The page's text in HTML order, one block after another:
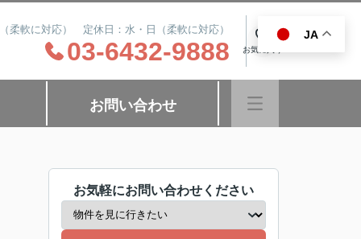
柔軟に対応） 定休日：水・日（柔軟に対応）
03-6432-9888 お気に入り
お問い合わせ
お気軽にお問い合わせください
JA